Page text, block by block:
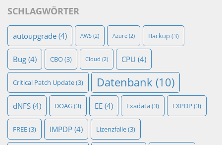
SCHLAGWÖRTER
autoupgrade (4) AWS (2) Azure (2) Backup(3)
Bug (4) CBO(3) Cloud (2) CPU (4)
Critical Patch Update(3) Datenbank (10)
dNFS (4) DOAG(3) EE (4) Exadata(3) EXPDP (3)
FREE(3) IMPDP (4) Lizenzfalle(3)